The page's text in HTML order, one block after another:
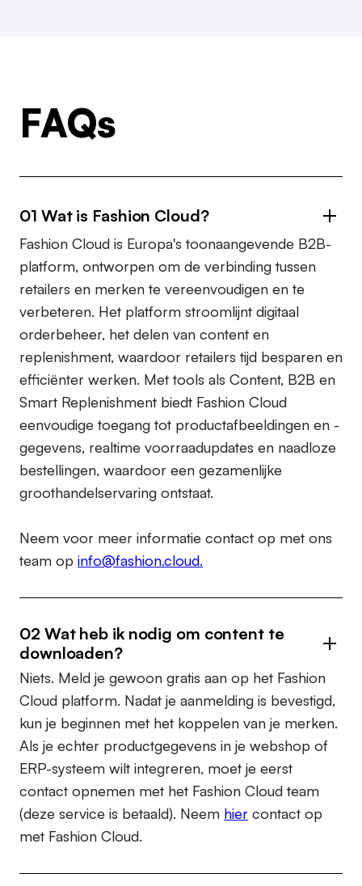
FAQs
01 Wat is Fashion Cloud?
Fashion Cloud is Europa's toonaangevende B2B-
platform, ontworpen om de verbinding tussen
retailers en merken te vereenvoudigen en te
verbeteren. Het platform stroomlijnt digitaal
orderbeheer, het delen van content en
replenishment, waardoor retailers tijd besparen en
efficiënter werken. Met tools als Content, B2B en
Smart Replenishment biedt Fashion Cloud
eenvoudige toegang tot productafbeeldingen en -
gegevens, realtime voorraadupdates en naadloze
bestellingen, waardoor een gezamenlijke
groothandelservaring ontstaat.
Neem voor meer informatie contact op met ons
team op info@fashion.cloud.
02 Wat heb ik nodig om content te
downloaden?
Niets. Meld je gewoon gratis aan op het Fashion
Cloud platform. Nadat je aanmelding is bevestigd,
kun je beginnen met het koppelen van je merken.
Als je echter productgegevens in je webshop of
ERP-systeem wilt integreren, moet je eerst
contact opnemen met het Fashion Cloud team
(deze service is betaald). Neem hier contact op
met Fashion Cloud.